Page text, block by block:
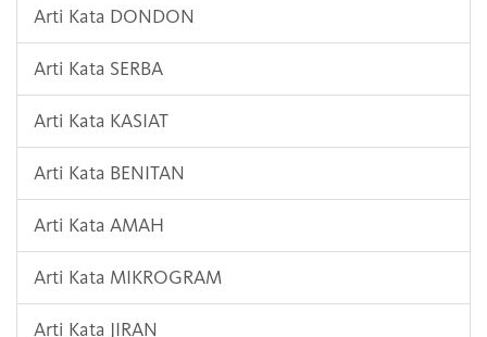
Arti Kata DONDON
Arti Kata SERBA
Arti Kata KASIAT
Arti Kata BENITAN
Arti Kata AMAH
Arti Kata MIKROGRAM
Arti Kata JIRAN